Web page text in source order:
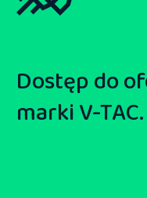
Dostęp do
marki V-TAC.